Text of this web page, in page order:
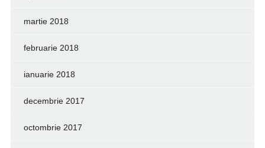
martie 2018
februarie 2018
ianuarie 2018
decembrie 2017
octombrie 2017